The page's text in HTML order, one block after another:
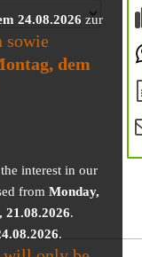
24.08.2026 zur
sowie
dem
interest in our
fromMonday,
21.08.2026.
.